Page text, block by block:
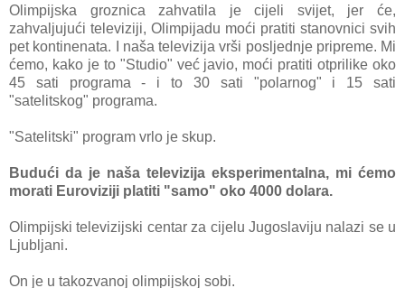
Olimpijska groznica zahvatila je cijeli svijet, jer će,
zahvaljujući televiziji, Olimpijadu moći pratiti stanovnici svih
pet kontinenata. I naša televizija vrši posljednje pripreme. Mi
ćemo, kako je to "Studio" već javio, moći pratiti otprilike oko
45 sati programa - i to 30 sati "polarnog" i 15 sati
"satelitskog" programa.
"Satelitski" program vrlo je skup.
Budući da je naša televizija eksperimentalna, mi ćemo
morati Euroviziji platiti "samo" oko 4000 dolara.
Olimpijski televizijski centar za cijelu Jugoslaviju nalazi se u
Ljubljani.
On je u takozvanoj olimpijskoj sobi.